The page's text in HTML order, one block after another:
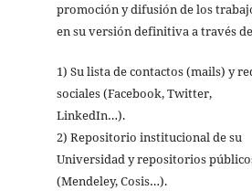
promoción y difusión de los
en su versión definitiva a través
1) Su lista de contactos (mails) y
sociales (Facebook, Twitter,
LinkedIn…).
2) Repositorio institucional de su
Universidad y repositorios
(Mendeley, Cosis…).